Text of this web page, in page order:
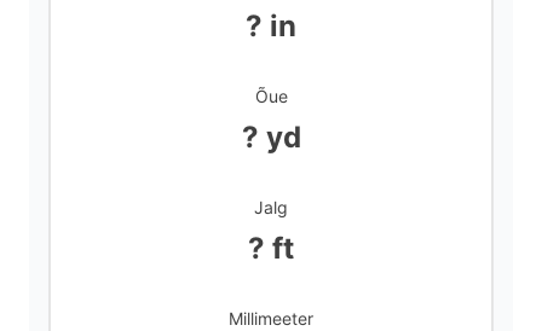
? in
Õue
? yd
Jalg
? ft
Millimeeter